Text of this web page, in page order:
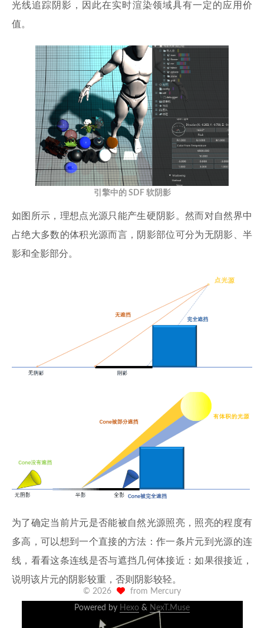
光线追踪阴影，因此在实时渲染领域具有一定的应用价
值。
引擎中的 SDF 软阴影
如图所示，理想点光源只能产生硬阴影。然而对自然界中
占绝大多数的体积光源而言，阴影部位可分为无阴影、半
影和全影部分。
为了确定当前片元是否能被自然光源照亮，照亮的程度有
多高，可以想到一个直接的方法：作一条片元到光源的连
线，看看这条连线是否与遮挡几何体接近：如果很接近，
说明该片元的阴影较重，否则阴影较轻。
© 2026
from Mercury
Powered by Hexo & NexT.Muse